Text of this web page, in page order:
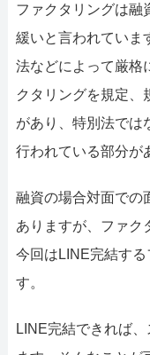
お問合せ
ファクタリングは融
緩いと言われていま
法などによって厳格
クタリングを規定、
があり、特別法では
行われている部分が
融資の場合対面での
ありますが、ファク
今回はLINE完結す
す。
LINE完結できれば